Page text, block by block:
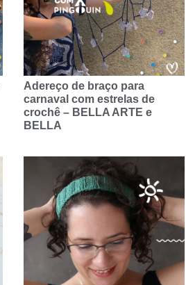
Adereço de braço para
carnaval com estrelas de
crochê – BELLA ARTE e
BELLA